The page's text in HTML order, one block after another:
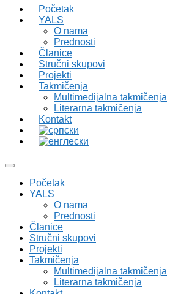
Početak
YALS
O nama
Prednosti
Članice
Stručni skupovi
Projekti
Takmičenja
Multimedijalna takmičenja
Literarna takmičenja
Kontakt
Početak
YALS
O nama
Prednosti
Članice
Stručni skupovi
Projekti
Takmičenja
Multimedijalna takmičenja
Literarna takmičenja